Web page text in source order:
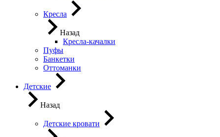
Кресла
Назад
Кресла-качалки
Пуфы
Банкетки
Оттоманки
Детские
Назад
Детские кровати